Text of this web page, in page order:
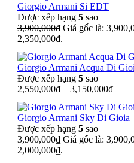
Giorgio Armani Si EDT
Được xếp hạng 5 sao
3,900,000₫ Giá gốc là:
2,350,000₫.
Giorgio Armani Acqua Di
Được xếp hạng 5 sao
2,550,000₫ – 3,150,000₫
Giorgio Armani Sky Di Gioia
Được xếp hạng 5 sao
3,900,000₫ Giá gốc là:
2,000,000₫.